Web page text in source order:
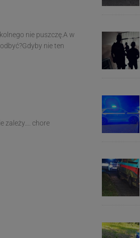
nie puszczę.A w
nie ten
zależy…. chore